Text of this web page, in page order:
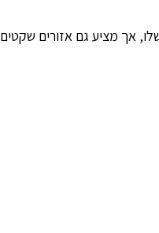
אך מציע גם אזורים שקטים